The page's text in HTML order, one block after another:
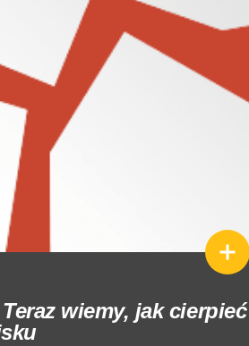
wiemy, jak cierpieć